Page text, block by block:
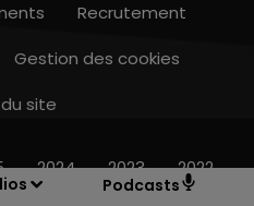
Podcasts
Recrutement
Gestion des cookies
site
2024 2023 2022